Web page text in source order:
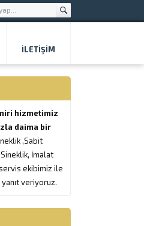
İLETİŞİM
hizmetimiz
daima bir
,Sabit
İmalat
ekibimiz ile
veriyoruz.